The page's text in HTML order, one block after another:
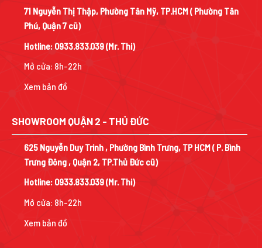
71 Nguyễn Thị Thập, Phường Tân Mỹ, TP.HCM ( Phường Tân
Phú, Quận 7 cũ)
Hotline: 0933.833.039(Mr. Thi)
Mở cửa: 8h-22h
Xem bản đồ
SHOWROOM QUẬN 2 - THỦ ĐỨC
625 Nguyễn Duy Trinh , Phường Bình Trưng, TP HCM ( P. Bình
Trưng Đông , Quận 2, TP.Thủ Đức cũ)
Hotline: 0933.833.039(Mr. Thi)
Mở cửa: 8h-22h
Xem bản đồ